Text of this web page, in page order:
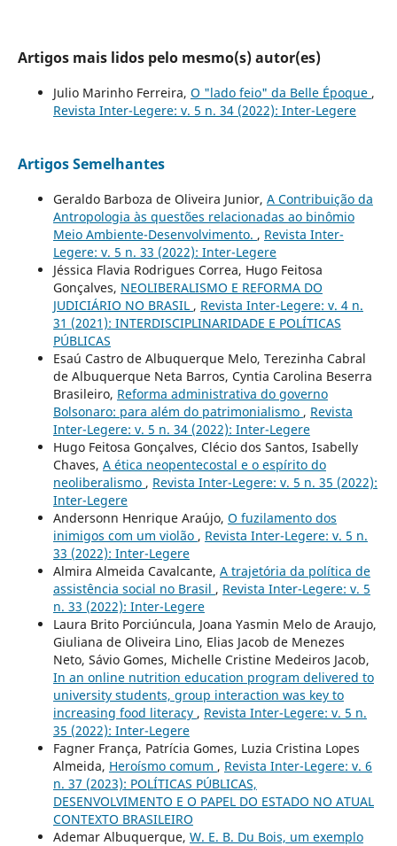
Artigos mais lidos pelo mesmo(s) autor(es)
Julio Marinho Ferreira, O "lado feio" da Belle Époque ,
Revista Inter-Legere: v. 5 n. 34 (2022): Inter-Legere
Artigos Semelhantes
Geraldo Barboza de Oliveira Junior, A Contribuição da
Antropologia às questões relacionadas ao binômio
Meio Ambiente-Desenvolvimento. , Revista Inter-
Legere: v. 5 n. 33 (2022): Inter-Legere
Jéssica Flavia Rodrigues Correa, Hugo Feitosa
Gonçalves, NEOLIBERALISMO E REFORMA DO
JUDICIÁRIO NO BRASIL , Revista Inter-Legere: v. 4 n.
31 (2021): INTERDISCIPLINARIDADE E POLÍTICAS
PÚBLICAS
Esaú Castro de Albuquerque Melo, Terezinha Cabral
de Albuquerque Neta Barros, Cyntia Carolina Beserra
Brasileiro, Reforma administrativa do governo
Bolsonaro: para além do patrimonialismo , Revista
Inter-Legere: v. 5 n. 34 (2022): Inter-Legere
Hugo Feitosa Gonçalves, Clécio dos Santos, Isabelly
Chaves, A ética neopentecostal e o espírito do
neoliberalismo , Revista Inter-Legere: v. 5 n. 35 (2022):
Inter-Legere
Andersonn Henrique Araújo, O fuzilamento dos
inimigos com um violão , Revista Inter-Legere: v. 5 n.
33 (2022): Inter-Legere
Almira Almeida Cavalcante, A trajetória da política de
assistência social no Brasil , Revista Inter-Legere: v. 5
n. 33 (2022): Inter-Legere
Laura Brito Porciúncula, Joana Yasmin Melo de Araujo,
Giuliana de Oliveira Lino, Elias Jacob de Menezes
Neto, Sávio Gomes, Michelle Cristine Medeiros Jacob,
In an online nutrition education program delivered to
university students, group interaction was key to
increasing food literacy , Revista Inter-Legere: v. 5 n.
35 (2022): Inter-Legere
Fagner França, Patrícia Gomes, Luzia Cristina Lopes
Almeida, Heroísmo comum , Revista Inter-Legere: v. 6
n. 37 (2023): POLÍTICAS PÚBLICAS,
DESENVOLVIMENTO E O PAPEL DO ESTADO NO ATUAL
CONTEXTO BRASILEIRO
Ademar Albuquerque, W. E. B. Du Bois, um exemplo